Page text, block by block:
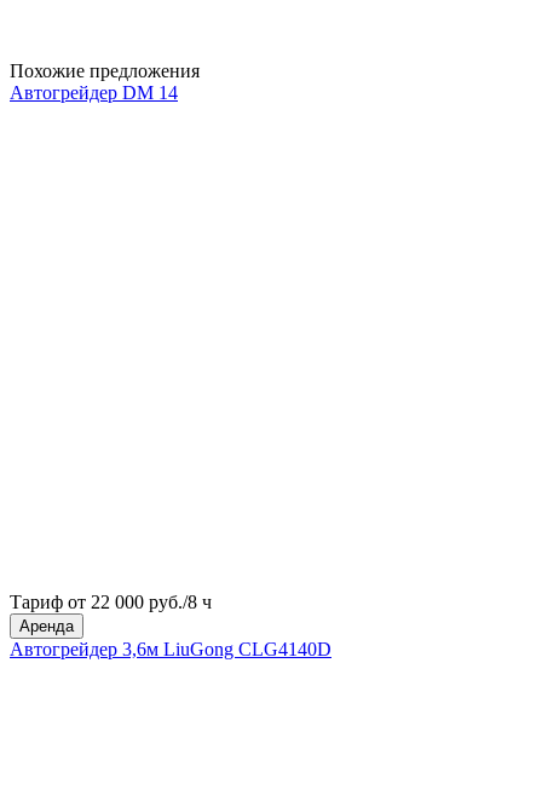
Похожие предложения
Автогрейдер DM 14
Тариф от 22 000 руб./8 ч
Аренда
Автогрейдер 3,6м LiuGong CLG4140D